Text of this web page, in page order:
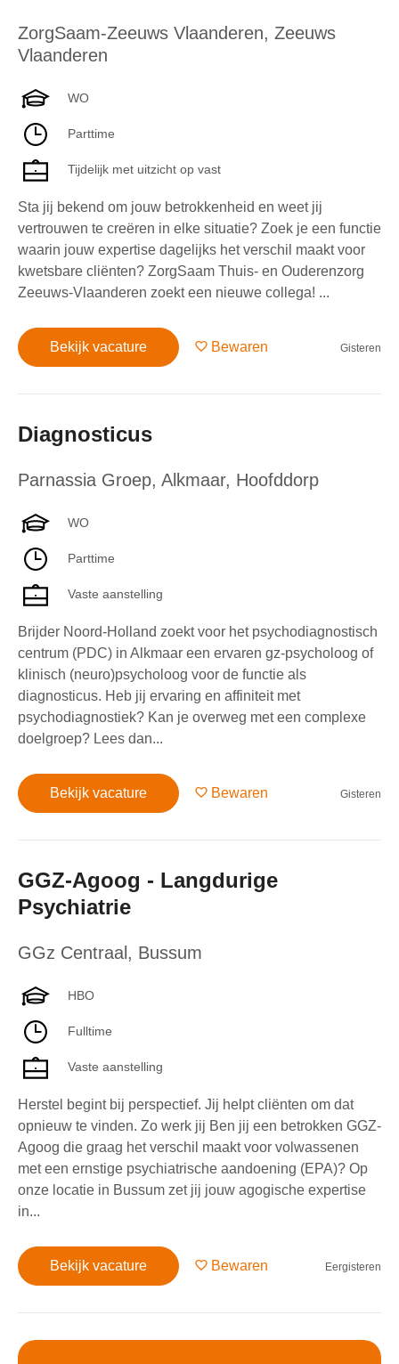
ZorgSaam-Zeeuws Vlaanderen, Zeeuws
Vlaanderen
WO
Parttime
Tijdelijk met uitzicht op vast
Sta jij bekend om jouw betrokkenheid en weet jij
vertrouwen te creëren in elke situatie? Zoek je een functie
waarin jouw expertise dagelijks het verschil maakt voor
kwetsbare cliënten? ZorgSaam Thuis- en Ouderenzorg
Zeeuws-Vlaanderen zoekt een nieuwe collega! ...
Bekijk vacature Bewaren Gisteren
Diagnosticus
Parnassia Groep, Alkmaar, Hoofddorp
WO
Parttime
Vaste aanstelling
Brijder Noord-Holland zoekt voor het psychodiagnostisch
centrum (PDC) in Alkmaar een ervaren gz-psycholoog of
klinisch (neuro)psycholoog voor de functie als
diagnosticus. Heb jij ervaring en affiniteit met
psychodiagnostiek? Kan je overweg met een complexe
doelgroep? Lees dan...
Bekijk vacature Bewaren Gisteren
GGZ-Agoog - Langdurige
Psychiatrie
GGz Centraal , Bussum
HBO
Fulltime
Vaste aanstelling
Herstel begint bij perspectief. Jij helpt cliënten om dat
opnieuw te vinden. Zo werk jij Ben jij een betrokken GGZ-
Agoog die graag het verschil maakt voor volwassenen
met een ernstige psychiatrische aandoening (EPA)? Op
onze locatie in Bussum zet jij jouw agogische expertise
in...
Bekijk vacature Bewaren Eergisteren